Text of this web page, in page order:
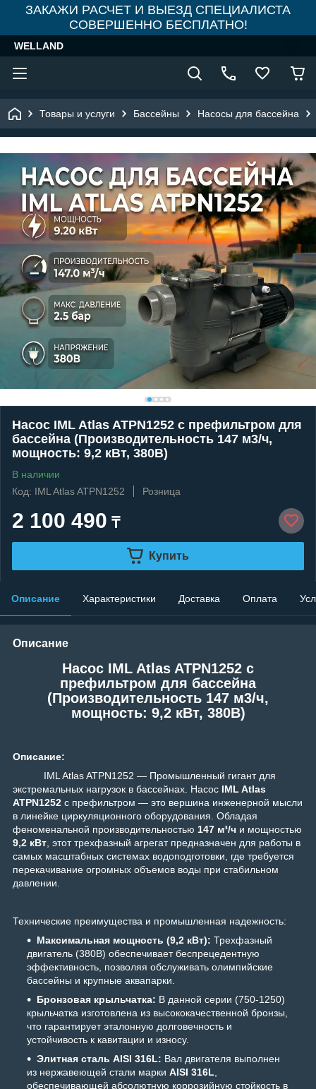
ЗАКАЖИ РАСЧЕТ И ВЫЕЗД СПЕЦИАЛИСТА
СОВЕРШЕННО БЕСПЛАТНО!
WELLAND
Товары и услуги Бассейны Насосы для бассейна
Насос IML Atlas ATPN1252 c префильтром для
бассейна (Производительность 147 м3/ч,
мощность: 9,2 кВт, 380В)
В наличии
Код: IML Atlas ATPN1252
Розница
2 100 490 ₸
Купить
Описание Характеристики Доставка Оплата
Описание
Насос IML Atlas ATPN1252 c
префильтром для бассейна
(Производительность 147 м3/ч,
мощность: 9,2 кВт, 380В)
Описание:
IML Atlas ATPN1252 — Промышленный гигант для
экстремальных нагрузок в бассейнах. Насос IML Atlas
ATPN1252 с префильтром — это вершина инженерной мысли
в линейке циркуляционного оборудования. Обладая
феноменальной производительностью 147 м³/ч и мощностью
9,2 кВт, этот трехфазный агрегат предназначен для работы в
самых масштабных системах водоподготовки, где требуется
перекачивание огромных объемов воды при стабильном
давлении.
Технические преимущества и промышленная надежность:
Максимальная мощность (9,2 кВт): Трехфазный
двигатель (380В) обеспечивает беспрецедентную
эффективность, позволяя обслуживать олимпийские
бассейны и крупные аквапарки.
Бронзовая крыльчатка: В данной серии (750-1250)
крыльчатка изготовлена из высококачественной бронзы,
что гарантирует эталонную долговечность и
устойчивость к кавитации и износу.
Элитная сталь AISI 316L: Вал двигателя выполнен
из нержавеющей стали марки AISI 316L,
обеспечивающей абсолютную коррозийную стойкость в